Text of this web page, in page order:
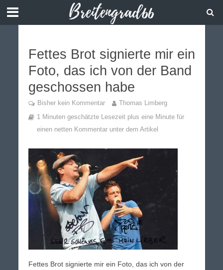
Fettes Brot signierte mir ein
Foto, das ich von der Band
geschossen habe
Bisher kein Kommentar
Thomas Limberg
1 Minuten geschätzte Lesezeit plus eine Minute für
einen netten Kommentar unter dem Artikel
Fettes Brot signierte mir ein Foto, das ich von der